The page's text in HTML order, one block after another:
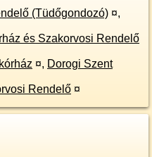
(Tüdőgondozó) ¤,
és Szakorvosi Rendelő
¤, Dorogi Szent
Rendelő ¤